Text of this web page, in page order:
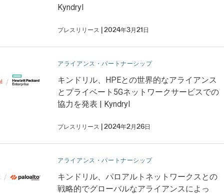
Kyndryl
プレスリリース 2024年3月21日
アライアンス・パートナーシップ
キンドリル、HPEとの世界的なアライアンス
とプライベート5Gネットワークサービスでの
協力を発表 | Kyndryl
プレスリリース 2024年2月26日
アライアンス・パートナーシップ
キンドリル、パロアルトネットワークスとの
戦略的でグローバルなアライアンスによっ